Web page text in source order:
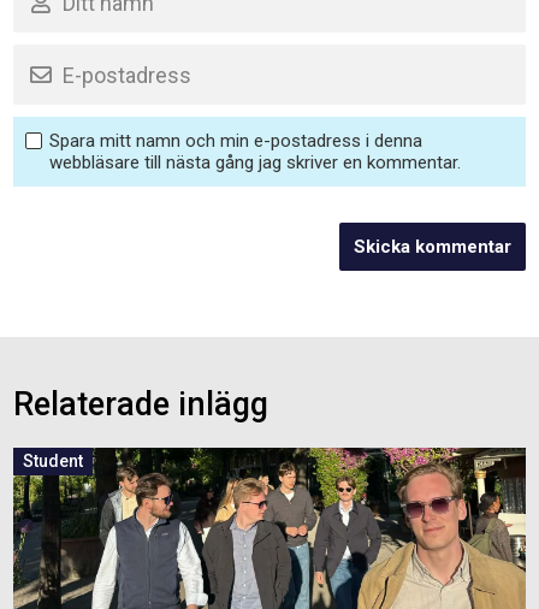
Spara mitt namn och min e-postadress i denna
webbläsare till nästa gång jag skriver en kommentar.
Relaterade inlägg
Student